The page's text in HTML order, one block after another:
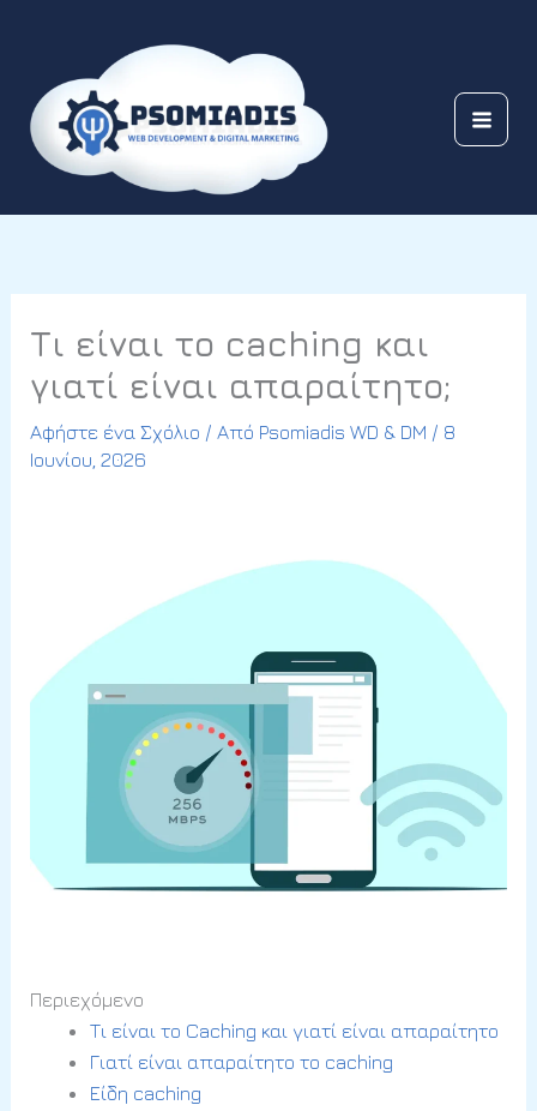
περιεχόμενο
Τι είναι το caching και
γιατί είναι απαραίτητο;
Αφήστε ένα Σχόλιο / Από Psomiadis WD & DM / 8
Ιουνίου, 2026
Περιεχόμενο
Τι είναι το Caching και γιατί είναι απαραίτητο
Γιατί είναι απαραίτητο το caching
Είδη caching